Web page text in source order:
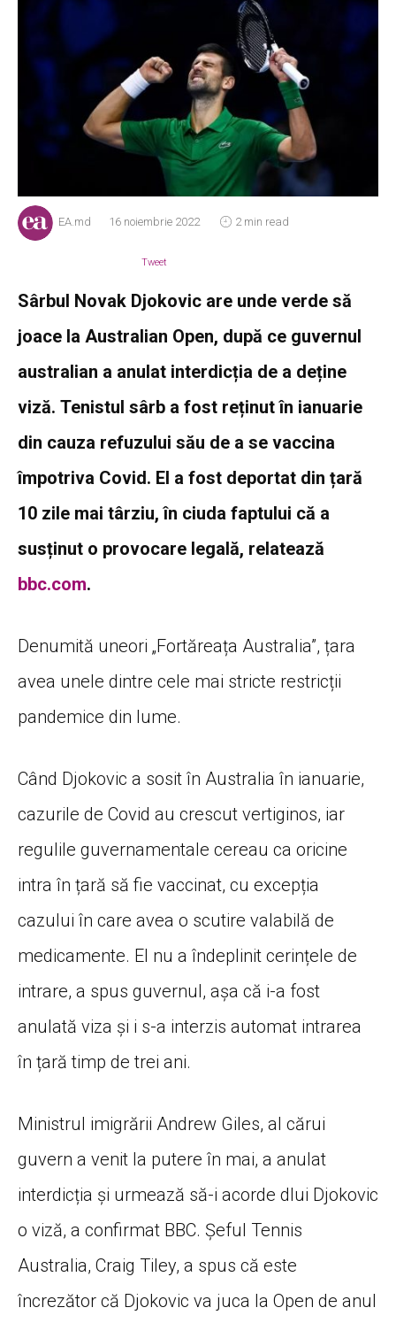
EA.md 16 noiembrie 2022 2 min read
Tweet
Sârbul Novak Djokovic are unde verde să
joace la Australian Open, după ce guvernul
australian a anulat interdicția de a deține
viză. Tenistul sârb a fost reținut în ianuarie
din cauza refuzului său de a se vaccina
împotriva Covid. El a fost deportat din țară
10 zile mai târziu, în ciuda faptului că a
susținut o provocare legală, relatează
bbc.com.
Denumită uneori „Fortăreața Australia”, țara
avea unele dintre cele mai stricte restricții
pandemice din lume.
Când Djokovic a sosit în Australia în ianuarie,
cazurile de Covid au crescut vertiginos, iar
regulile guvernamentale cereau ca oricine
intra în țară să fie vaccinat, cu excepția
cazului în care avea o scutire valabilă de
medicamente. El nu a îndeplinit cerințele de
intrare, a spus guvernul, așa că i-a fost
anulată viza și i s-a interzis automat intrarea
în țară timp de trei ani.
Ministrul imigrării Andrew Giles, al cărui
guvern a venit la putere în mai, a anulat
interdicția și urmează să-i acorde dlui Djokovic
o viză, a confirmat BBC. Șeful Tennis
Australia, Craig Tiley, a spus că este
încrezător că Djokovic va juca la Open de anul